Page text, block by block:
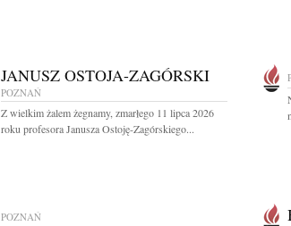
JANUSZ OSTOJA-ZAGÓRSKI
POZNAŃ
Z wielkim żalem żegnamy, zmarłego 11 lipca 2026
roku profesora Janusza Ostoję-Zagórskiego...
POZNAŃ